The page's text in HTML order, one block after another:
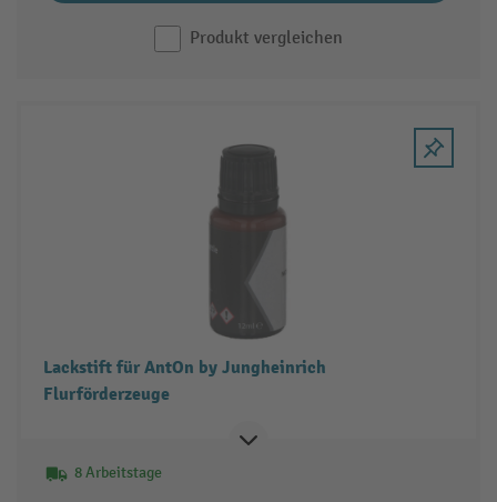
Produkt vergleichen
Lackstift für AntOn by Jungheinrich
Flurförderzeuge
8 Arbeitstage